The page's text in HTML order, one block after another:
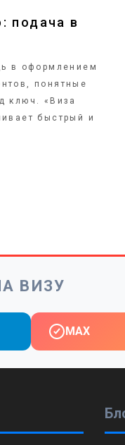
подача в
в оформлением
понятные
ключ. «Виза
быстрый и
ВИЗУ
MAX